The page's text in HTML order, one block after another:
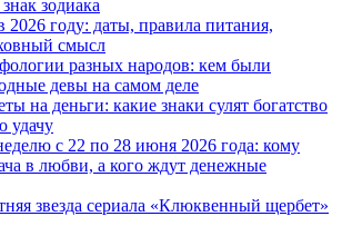
зодиака
2026 году: даты, правила питания,
смысл
разных народов: кем были
девы на самом деле
на деньги: какие знаки сулят богатство
удачу
с 22 по 28 июня 2026 года: кому
в любви, а кого ждут денежные
звезда сериала «Клюквенный щербет»